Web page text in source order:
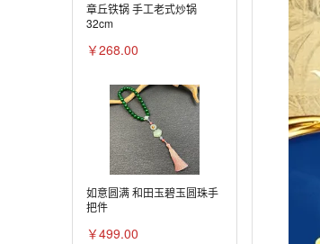
章丘铁锅 手工老式炒锅
32cm
￥268.00
如意圆满 和田玉碧玉圆珠手
把件
￥499.00